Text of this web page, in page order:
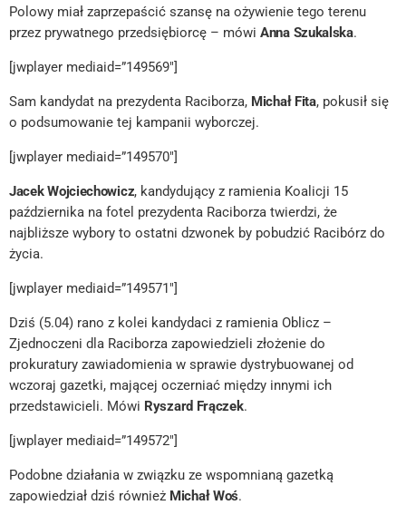
Polowy miał zaprzepaścić szansę na ożywienie tego terenu
przez prywatnego przedsiębiorcę – mówi Anna Szukalska.
[jwplayer mediaid=”149569″]
Sam kandydat na prezydenta Raciborza, Michał Fita, pokusił się
o podsumowanie tej kampanii wyborczej.
[jwplayer mediaid=”149570″]
Jacek Wojciechowicz, kandydujący z ramienia Koalicji 15
października na fotel prezydenta Raciborza twierdzi, że
najbliższe wybory to ostatni dzwonek by pobudzić Racibórz do
życia.
[jwplayer mediaid=”149571″]
Dziś (5.04) rano z kolei kandydaci z ramienia Oblicz –
Zjednoczeni dla Raciborza zapowiedzieli złożenie do
prokuratury zawiadomienia w sprawie dystrybuowanej od
wczoraj gazetki, mającej oczerniać między innymi ich
przedstawicieli. Mówi Ryszard Frączek.
[jwplayer mediaid=”149572″]
Podobne działania w związku ze wspomnianą gazetką
zapowiedział dziś również Michał Woś.